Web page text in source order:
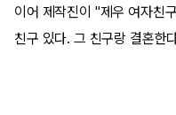
이어 제작진이 "제우 여자친
친구 있다. 그 친구랑 결혼한